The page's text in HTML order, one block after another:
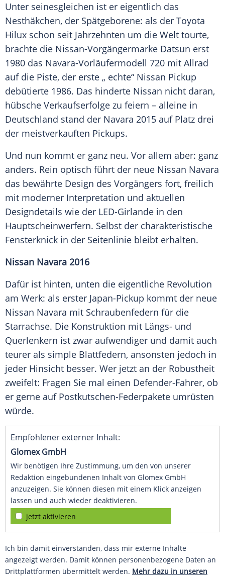
Unter seinesgleichen ist er eigentlich das
Nesthäkchen, der Spätgeborene: als der Toyota
Hilux schon seit Jahrzehnten um die Welt tourte,
brachte die Nissan-Vorgängermarke Datsun erst
1980 das Navara-Vorläufermodell 720 mit Allrad
auf die Piste, der erste „ echte“ Nissan Pickup
debütierte 1986. Das hinderte Nissan nicht daran,
hübsche Verkaufserfolge zu feiern – alleine in
Deutschland stand der Navara 2015 auf Platz drei
der meistverkauften Pickups.
Und nun kommt er ganz neu. Vor allem aber: ganz
anders. Rein optisch führt der neue Nissan Navara
das bewährte Design des Vorgängers fort, freilich
mit moderner Interpretation und aktuellen
Designdetails wie der LED-Girlande in den
Hauptscheinwerfern. Selbst der charakteristische
Fensterknick in der Seitenlinie bleibt erhalten.
Nissan Navara 2016
Dafür ist hinten, unten die eigentliche Revolution
am Werk: als erster Japan-Pickup kommt der neue
Nissan Navara mit Schraubenfedern für die
Starrachse. Die Konstruktion mit Längs- und
Querlenkern ist zwar aufwendiger und damit auch
teurer als simple Blattfedern, ansonsten jedoch in
jeder Hinsicht besser. Wer jetzt an der Robustheit
zweifelt: Fragen Sie mal einen Defender-Fahrer, ob
er gerne auf Postkutschen-Federpakete umrüsten
würde.
Empfohlener externer Inhalt:
Glomex GmbH
Wir benötigen Ihre Zustimmung, um den von unserer
Redaktion eingebundenen Inhalt von Glomex GmbH
anzuzeigen. Sie können diesen mit einem Klick anzeigen
lassen und auch wieder deaktivieren.
jetzt aktivieren
Ich bin damit einverstanden, dass mir externe Inhalte
angezeigt werden. Damit können personenbezogene Daten an
Drittplattformen übermittelt werden. Mehr dazu in unseren